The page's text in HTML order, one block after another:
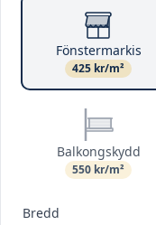
Fönstermarkis
425 kr/m²
Balkongskydd
550 kr/m²
Bredd